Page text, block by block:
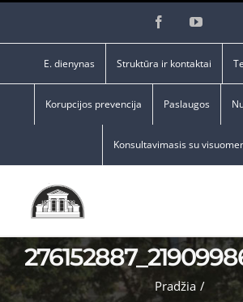
FacebookYouTube
E. dienynas Struktūra ir kontaktai
Korupcijos prevencija Paslaugos
Konsultavimasis su
Pradžia /